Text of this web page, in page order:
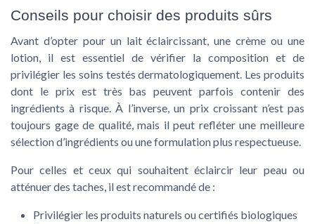
Conseils pour choisir des produits sûrs
Avant d’opter pour un lait éclaircissant, une crème ou une
lotion, il est essentiel de vérifier la composition et de
privilégier les soins testés dermatologiquement. Les produits
dont le prix est très bas peuvent parfois contenir des
ingrédients à risque. À l’inverse, un prix croissant n’est pas
toujours gage de qualité, mais il peut refléter une meilleure
sélection d’ingrédients ou une formulation plus respectueuse.
Pour celles et ceux qui souhaitent éclaircir leur peau ou
atténuer des taches, il est recommandé de :
Privilégier les produits naturels ou certifiés biologiques